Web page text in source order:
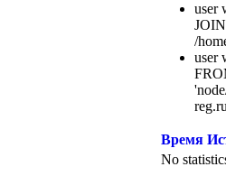
user
/
user
Время
No